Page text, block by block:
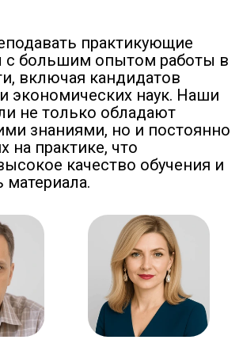
практикующие
с большим опытом работы в
включая кандидатов
экономических наук. Наши
не только обладают
знаниями, но и постоянно
на практике, что
качество обучения и
материала.